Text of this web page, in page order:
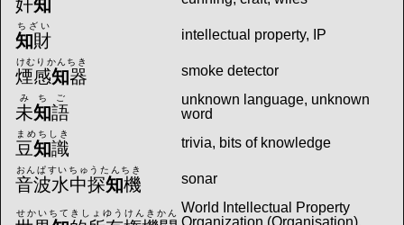
奸知
知財
ちざい
intellectual property, IP
煙感知器
けむりかんちき
smoke detector
未知語
みちご
unknown language, unknown
word
豆知識
まめちしき
trivia, bits of knowledge
音波水中探知機
おんぱすいちゅうたんちき
sonar
せかいちてきしょゆうけんきかん World Intellectual Property
Organization (Organisation),